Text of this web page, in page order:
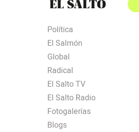
Política
El Salmón
Global
Radical
El Salto TV
El Salto Radio
Fotogalerías
Blogs